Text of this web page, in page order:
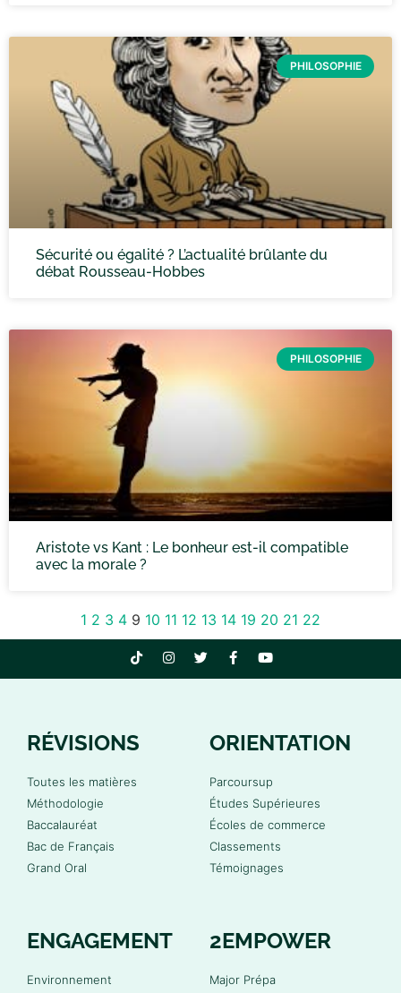
PHILOSOPHIE
Sécurité ou égalité ? L’actualité brûlante du
débat Rousseau-Hobbes
PHILOSOPHIE
Aristote vs Kant : Le bonheur est-il compatible
avec la morale ?
1 2 3 4 9 10 11 12 13 14 19 20 21 22
RÉVISIONS
Toutes les matières
Méthodologie
Baccalauréat
Bac de Français
Grand Oral
ORIENTATION
Parcoursup
Études Supérieures
Écoles de commerce
Classements
Témoignages
ENGAGEMENT
Environnement
2EMPOWER
Major Prépa